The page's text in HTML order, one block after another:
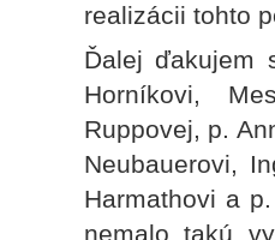
realizácii tohto
Ďalej ďakujem
Horníkovi,
Ruppovej, p.
Neubauerovi,
Harmathovi a
nemalo takú